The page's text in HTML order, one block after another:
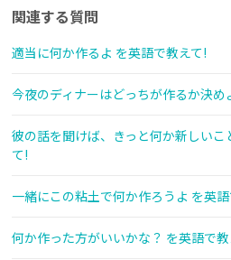
関連する質問
適当に何か作るよ を英語で教えて!
今夜のディナーはどっちが作るか決め
彼の話を聞けば、きっと何か新しい
て!
一緒にこの粘土で何か作ろうよ を英
何か作った方がいいかな？ を英語で